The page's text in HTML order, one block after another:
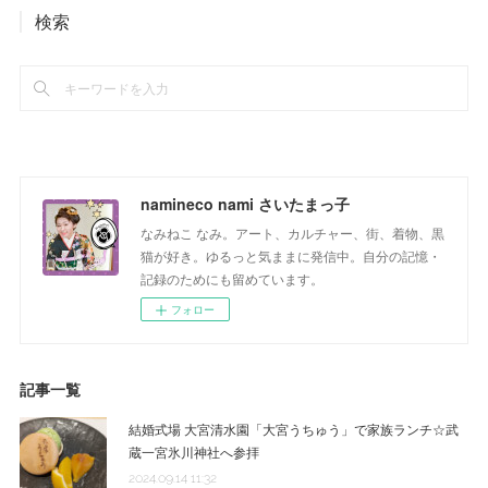
検索
namineco nami さいたまっ子
なみねこ なみ。アート、カルチャー、街、着物、黒
猫が好き。ゆるっと気ままに発信中。自分の記憶・
記録のためにも留めています。
フォロー
記事一覧
結婚式場 大宮清水園「大宮うちゅう」で家族ランチ☆武
蔵一宮氷川神社へ参拝
2024.09.14 11:32